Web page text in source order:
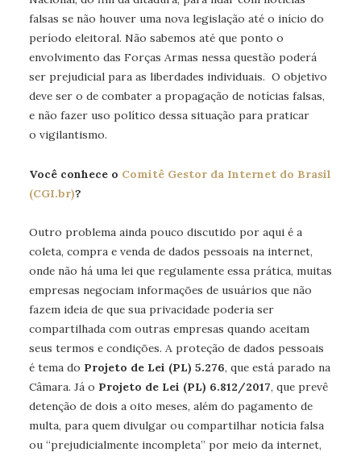
falsas se não houver uma nova legislação até o início do
período eleitoral. Não sabemos até que ponto o
envolvimento das Forças Armas nessa questão poderá
ser prejudicial para as liberdades individuais. O objetivo
deve ser o de combater a propagação de notícias falsas,
e não fazer uso político dessa situação para praticar
o vigilantismo.
Você conhece o Comitê Gestor da Internet do Brasil
(CGI.br)?
Outro problema ainda pouco discutido por aqui é a
coleta, compra e venda de dados pessoais na internet,
onde não há uma lei que regulamente essa prática, muitas
empresas negociam informações de usuários que não
fazem ideia de que sua privacidade poderia ser
compartilhada com outras empresas quando aceitam
seus termos e condições. A proteção de dados pessoais
é tema do Projeto de Lei (PL) 5.276, que está parado na
Câmara. Já o Projeto de Lei (PL) 6.812/2017, que prevê
detenção de dois a oito meses, além do pagamento de
multa, para quem divulgar ou compartilhar notícia falsa
ou “prejudicialmente incompleta” por meio da internet,